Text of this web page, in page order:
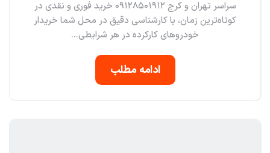
سراسر تهران و کرج ۰۹۱۲۸۵۰۱۹۱۲ خرید فوری و نقدی در
کوتاه‌ترین زمان، با کارشناسی دقیق در محل شما خریدار
خودروهای کارکرده در هر شرایطی...
ادامه مطلب